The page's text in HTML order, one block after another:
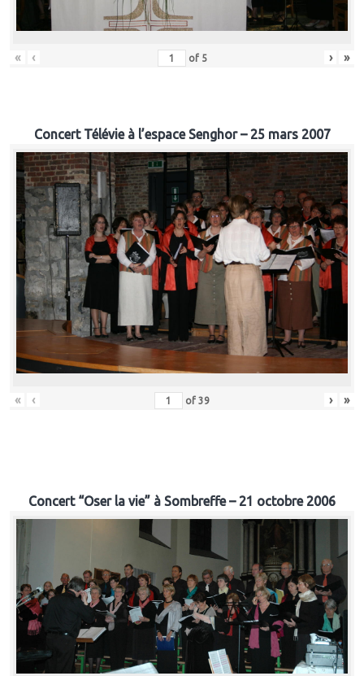
« ‹ of 5 › »
Concert Télévie à l’espace Senghor – 25 mars 2007
« ‹ of 39 › »
Concert “Oser la vie” à Sombreffe – 21 octobre 2006